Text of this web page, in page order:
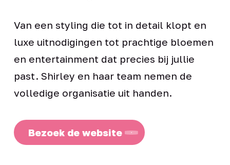
Van een styling die tot in detail klopt en
luxe uitnodigingen tot prachtige bloemen
en entertainment dat precies bij jullie
past. Shirley en haar team nemen de
volledige organisatie uit handen.
Bezoek de website